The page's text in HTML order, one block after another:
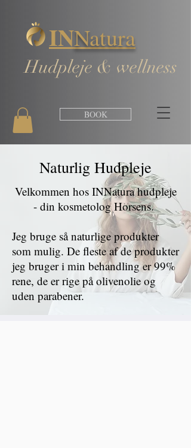
INNatura
Hudpleje & wellness
BOOK
Naturlig Hudpleje
Velkommen hos INNatura hudpleje
- din kosmetolog Horsens.
Jeg bruge så naturlige produkter
som mulig. De fleste af de produkter
jeg bruger i min behandling er 99%
rene, de er rige på olivenolie og
uden parabener.